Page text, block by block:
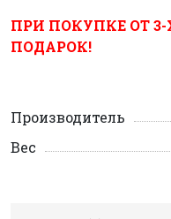
ПРИ ПОКУПКЕ ОТ
ПОДАРОК!
Производитель
Вес